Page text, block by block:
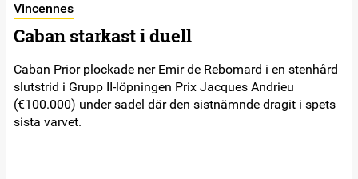
Vincennes
Caban starkast i duell
Caban Prior plockade ner Emir de Rebomard i en stenhård
slutstrid i Grupp II-löpningen Prix Jacques Andrieu
(€100.000) under sadel där den sistnämnde dragit i spets
sista varvet.